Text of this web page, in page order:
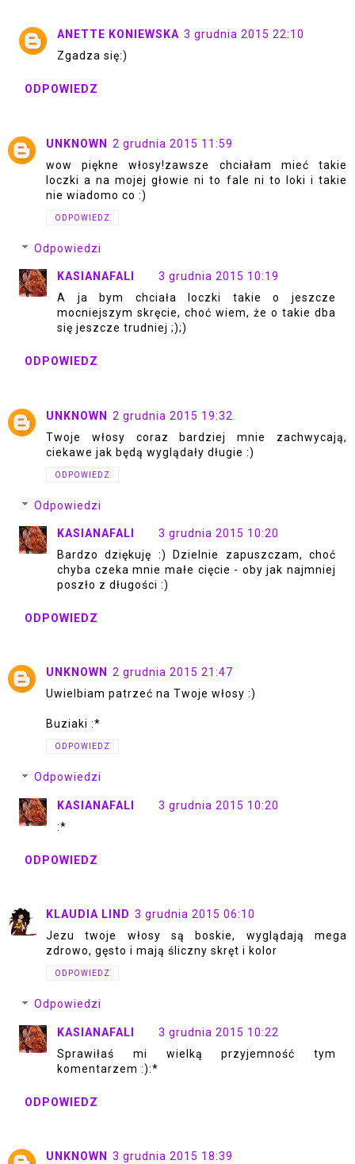
ANETTE KONIEWSKA 3 grudnia 2015 22:10
Zgadza się:)
ODPOWIEDZ
UNKNOWN
2 grudnia 2015 11:59
wow piękne włosy!zawsze chciałam mieć takie
loczki a na mojej głowie ni to fale ni to loki i takie
nie wiadomo co :)
ODPOWIEDZ
Odpowiedzi
KASIANAFALI
3 grudnia 2015 10:19
A ja bym chciała loczki takie o jeszcze
mocniejszym skręcie, choć wiem, że o takie dba
się jeszcze trudniej ;);)
ODPOWIEDZ
UNKNOWN 2 grudnia 2015 19:32
Twoje włosy coraz bardziej mnie zachwycają,
ciekawe jak będą wyglądały długie :)
ODPOWIEDZ
Odpowiedzi
KASIANAFALI
3 grudnia 2015 10:20
Bardzo dziękuję :) Dzielnie zapuszczam, choć
chyba czeka mnie małe cięcie - oby jak najmniej
poszło z długości :)
ODPOWIEDZ
UNKNOWN
2 grudnia 2015 21:47
Uwielbiam patrzeć na Twoje włosy :)
Buziaki :*
ODPOWIEDZ
Odpowiedzi
KASIANAFALI
3 grudnia 2015 10:20
:*
ODPOWIEDZ
KLAUDIA LIND 3 grudnia 2015 06:10
Jezu twoje włosy są boskie, wyglądają mega
zdrowo, gęsto i mają śliczny skręt i kolor
ODPOWIEDZ
Odpowiedzi
KASIANAFALI
3 grudnia 2015 10:22
Sprawiłaś mi wielką przyjemność tym
komentarzem :):*
ODPOWIEDZ
UNKNOWN
3 grudnia 2015 18:39